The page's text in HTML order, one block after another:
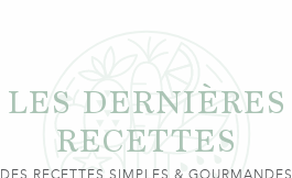
LES DERNIÈRES
RECETTES
DES RECETTES SIMPLES & GOURMANDES